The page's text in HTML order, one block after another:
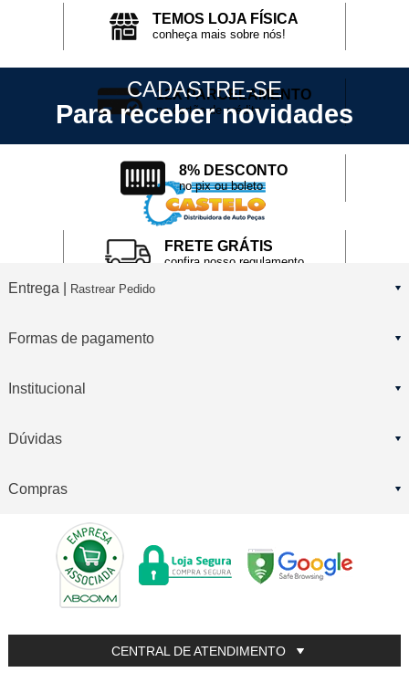
TEMOS LOJA FÍSICA
conheça mais sobre nós!
12X PARCELAMENTO
no cartão de crédito
8% DESCONTO
no pix ou boleto
FRETE GRÁTIS
confira nosso regulamento
CADASTRE-SE
Para receber novidades
Entrega | Rastrear Pedido
Formas de pagamento
Institucional
Dúvidas
Compras
CENTRAL DE ATENDIMENTO